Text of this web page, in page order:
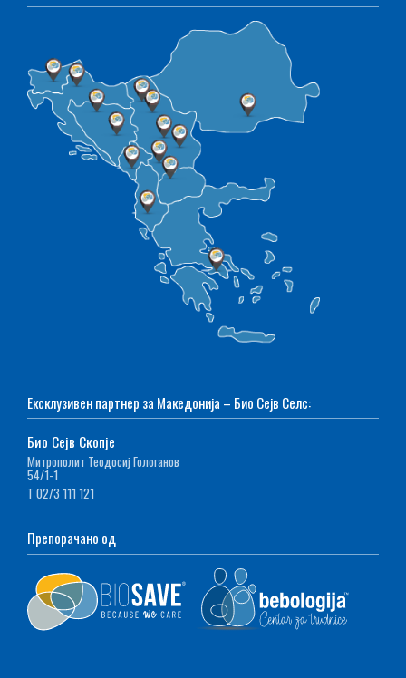
Ексклузивен партнер за Македонија – Био Сејв Селс:
Био Сејв Скопје
Митрополит Теодосиј Гологанов
54/1-1
Т 02/3 111 121
Препорачано од